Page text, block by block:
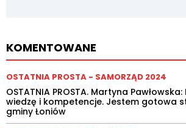
KOMENTOWANE
OSTATNIA PROSTA - SAMORZĄD 2024
OSTATNIA PROSTA. Martyna
wiedzę i kompetencje. Jestem gotowa
gminy Łoniów